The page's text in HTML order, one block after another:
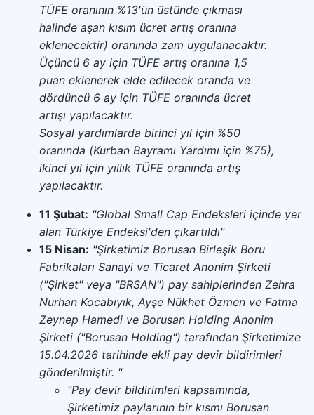
TÜFE oranının %13'ün üstünde çıkması
halinde aşan kısım ücret artış oranına
eklenecektir) oranında zam uygulanacaktır.
Üçüncü 6 ay için TÜFE artış oranına 1,5
puan eklenerek elde edilecek oranda ve
dördüncü 6 ay için TÜFE oranında ücret
artışı yapılacaktır.
Sosyal yardımlarda birinci yıl için %50
oranında (Kurban Bayramı Yardımı için %75),
ikinci yıl için yıllık TÜFE oranında artış
yapılacaktır.
11 Şubat: "Global Small Cap Endeksleri içinde yer
alan Türkiye Endeksi'den çıkartıldı"
15 Nisan: "Şirketimiz Borusan Birleşik Boru
Fabrikaları Sanayi ve Ticaret Anonim Şirketi
("Şirket" veya "BRSAN") pay sahiplerinden Zehra
Nurhan Kocabıyık, Ayşe Nükhet Özmen ve Fatma
Zeynep Hamedi ve Borusan Holding Anonim
Şirketi ("Borusan Holding") tarafından Şirketimize
15.04.2026 tarihinde ekli pay devir bildirimleri
gönderilmiştir. "
"Pay devir bildirimleri kapsamında,
Şirketimiz paylarının bir kısmı Borusan